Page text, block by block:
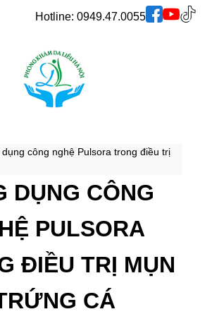
Hotline: 0949.47.0055
công nghệ Pulsora trong điều trị
DỤNG CÔNG
PULSORA
ĐIỀU TRỊ MỤN
CÁ